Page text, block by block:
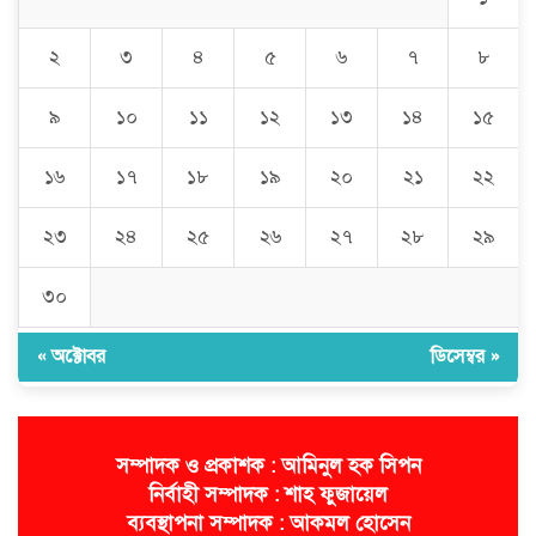
জগন্নাথপুরে হত্যা মামলার আসামিদের
২ ৩ ৪ ৫ ৬ ৭ ৮
৯ ১০ ১১ ১২ ১৩ ১৪ ১৫
১৬ ১৭ ১৮ ১৯ ২০ ২১ ২২
২৩ ২৪ ২৫ ২৬ ২৭ ২৮ ২৯
৩০
« অক্টোবর ডিসেম্বর »
সম্পাদক ও প্রকাশক : আমিনুল হক সিপন
নির্বাহী সম্পাদক : শাহ ফুজায়েল
ব্যবস্থাপনা সম্পাদক : আকমল হোসেন